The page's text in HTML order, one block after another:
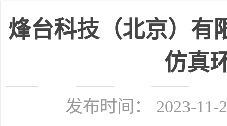
烽台科技（北京）有
仿真
发布时间： 2023-